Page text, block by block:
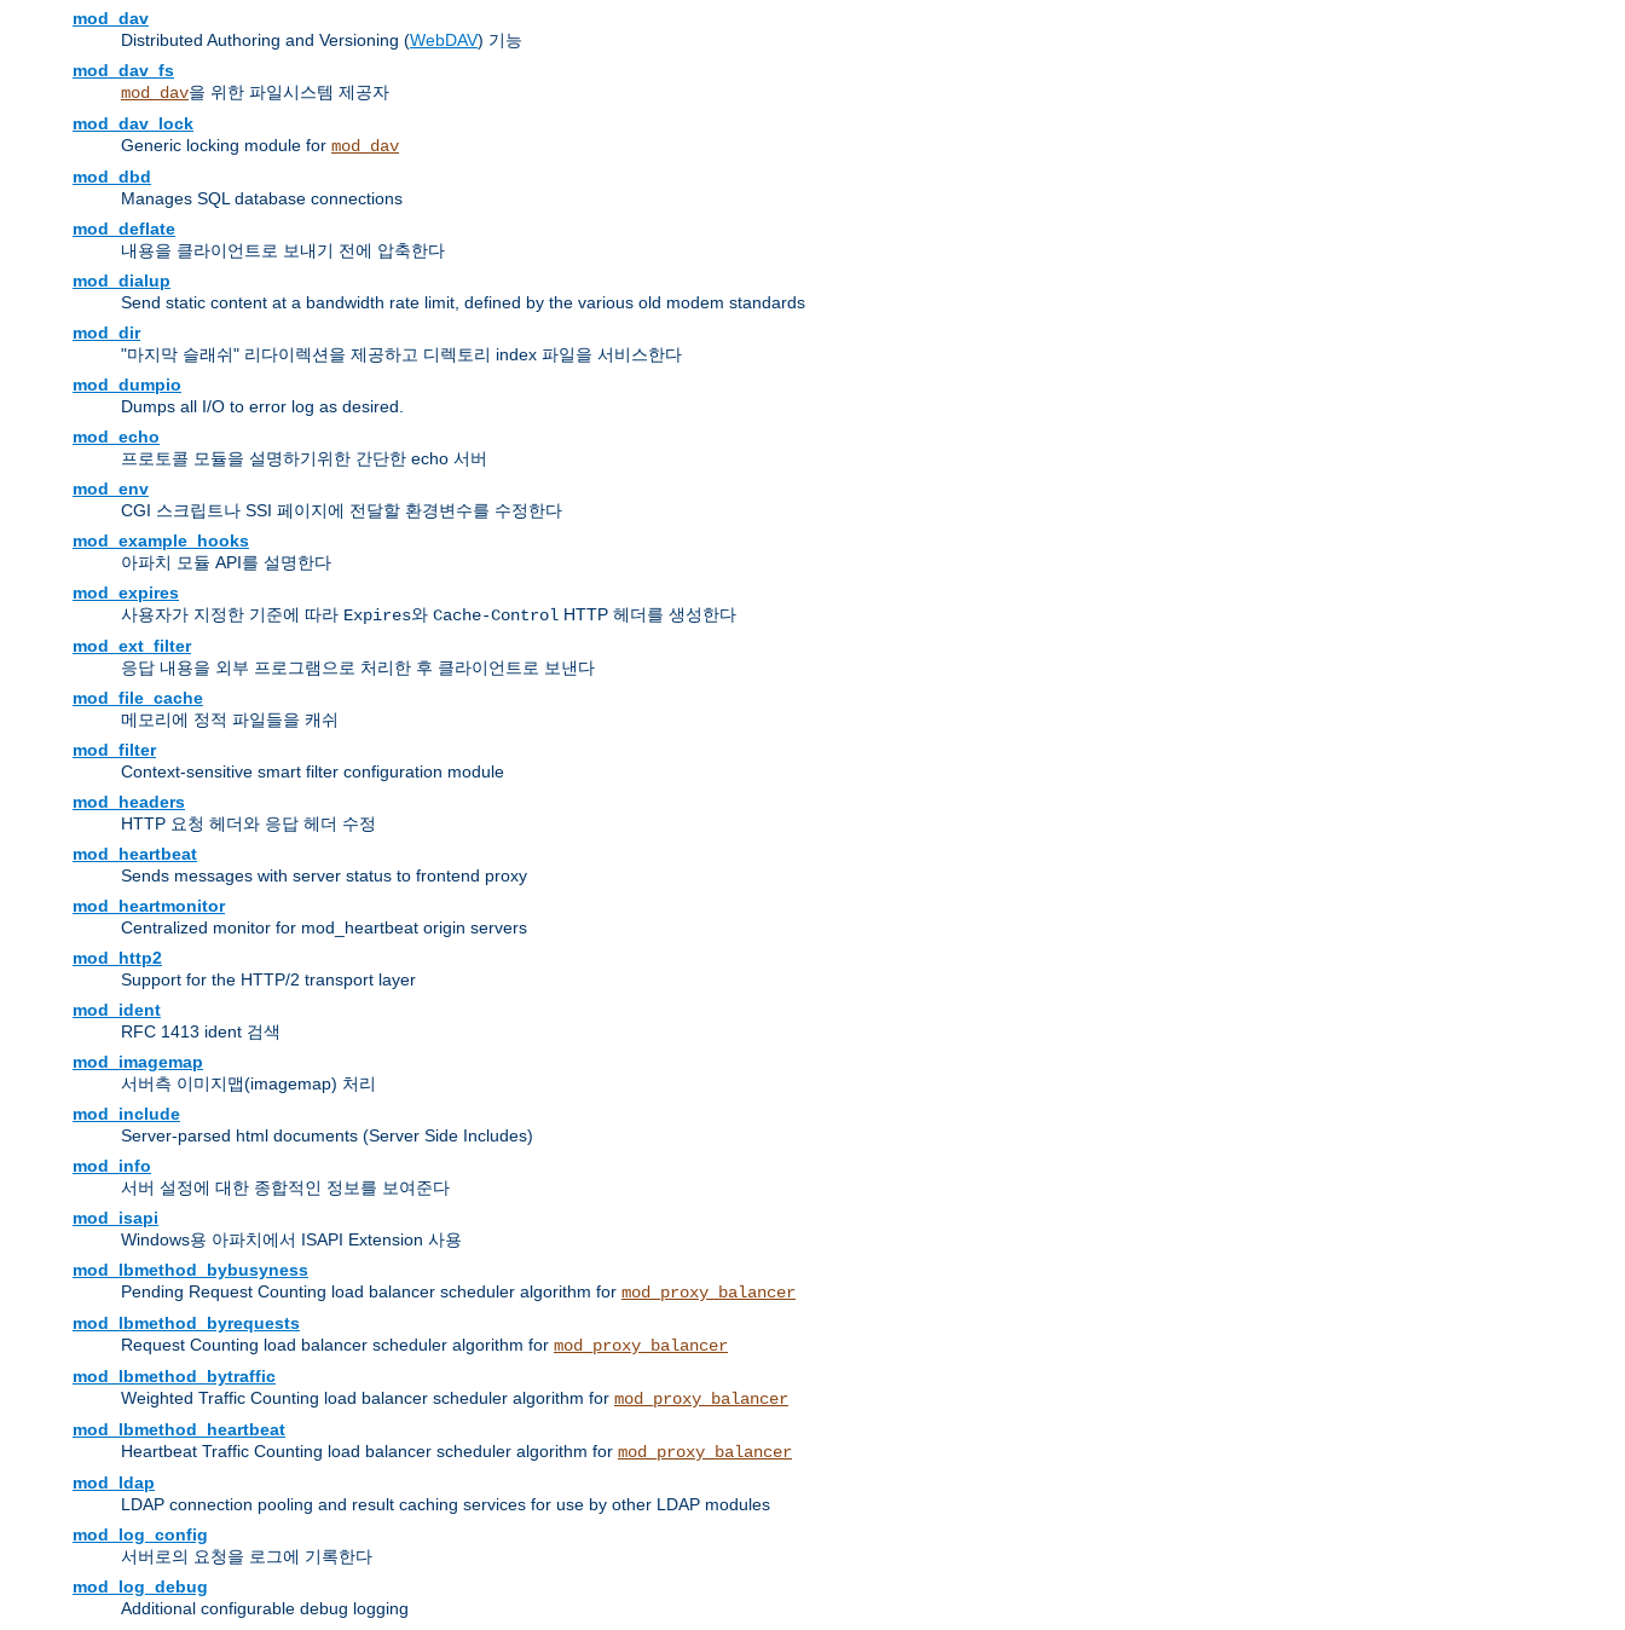
mod_dav
Distributed Authoring and Versioning (WebDAV) 기능
mod_dav_fs
mod_dav을 위한 파일시스템 제공자
mod_dav_lock
Generic locking module for mod_dav
mod_dbd
Manages SQL database connections
mod_deflate
내용을 클라이언트로 보내기 전에 압축한다
mod_dialup
Send static content at a bandwidth rate limit, defined by the various old modem standards
mod_dir
"마지막 슬래쉬" 리다이렉션을 제공하고 디렉토리 index 파일을 서비스한다
mod_dumpio
Dumps all I/O to error log as desired.
mod_echo
프로토콜 모듈을 설명하기위한 간단한 echo 서버
mod_env
CGI 스크립트나 SSI 페이지에 전달할 환경변수를 수정한다
mod_example_hooks
아파치 모듈 API를 설명한다
mod_expires
사용자가 지정한 기준에 따라 Expires와 Cache-Control HTTP 헤더를 생성한다
mod_ext_filter
응답 내용을 외부 프로그램으로 처리한 후 클라이언트로 보낸다
mod_file_cache
메모리에 정적 파일들을 캐쉬
mod_filter
Context-sensitive smart filter configuration module
mod_headers
HTTP 요청 헤더와 응답 헤더 수정
mod_heartbeat
Sends messages with server status to frontend proxy
mod_heartmonitor
Centralized monitor for mod_heartbeat origin servers
mod_http2
Support for the HTTP/2 transport layer
mod_ident
RFC 1413 ident 검색
mod_imagemap
서버측 이미지맵(imagemap) 처리
mod_include
Server-parsed html documents (Server Side Includes)
mod_info
서버 설정에 대한 종합적인 정보를 보여준다
mod_isapi
Windows용 아파치에서 ISAPI Extension 사용
mod_lbmethod_bybusyness
Pending Request Counting load balancer scheduler algorithm for mod_proxy_balancer
mod_lbmethod_byrequests
Request Counting load balancer scheduler algorithm for mod_proxy_balancer
mod_lbmethod_bytraffic
Weighted Traffic Counting load balancer scheduler algorithm for mod_proxy_balancer
mod_lbmethod_heartbeat
Heartbeat Traffic Counting load balancer scheduler algorithm for mod_proxy_balancer
mod_ldap
LDAP connection pooling and result caching services for use by other LDAP modules
mod_log_config
서버로의 요청을 로그에 기록한다
mod_log_debug
Additional configurable debug logging